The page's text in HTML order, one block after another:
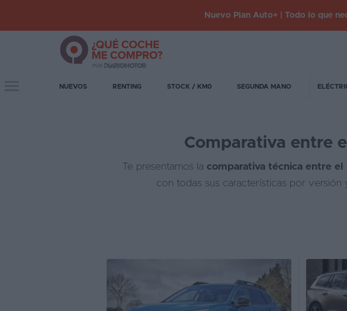
Nuevo Plan Auto+ | Todo lo que
NUEVOS RENTING STOCK / KM0 SEGUNDA MANO
Comparativa entre
Te presentamos la comparativa técnica entre
con todas sus características por versión